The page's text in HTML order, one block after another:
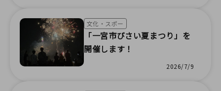
文化・スポー
「一宮市びさい夏まつり」を
開催します！
2026/7/9